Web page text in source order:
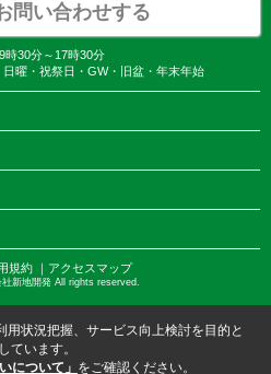
問い合わせする
時30分～17時30分
曜・祝祭日・GW・旧盆・年末年始
規約｜ アクセスマップ
新地開発 All rights reserved.
状況把握、サービス向上検討を目的と
ています。
について」 をご確認ください。